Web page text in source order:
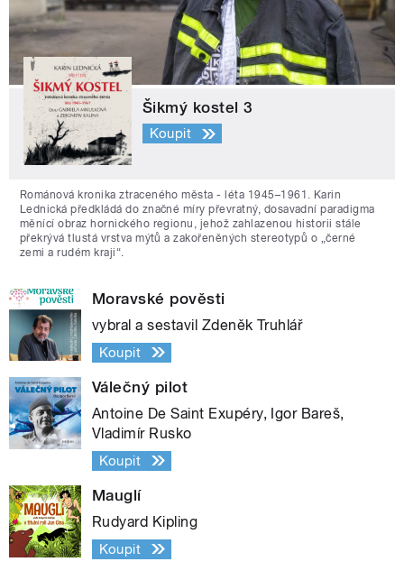
Šikmý kostel 3
Koupit
Románová kronika ztraceného města - léta 1945–1961. Karin
Lednická předkládá do značné míry převratný, dosavadní paradigma
měnící obraz hornického regionu, jehož zahlazenou historii stále
překrývá tlustá vrstva mýtů a zakořeněných stereotypů o „černé
zemi a rudém kraji“.
Moravské pověsti
vybral a sestavil Zdeněk Truhlář
Koupit
Válečný pilot
Antoine De Saint Exupéry, Igor Bareš,
Vladimír Rusko
Koupit
Mauglí
Rudyard Kipling
Koupit